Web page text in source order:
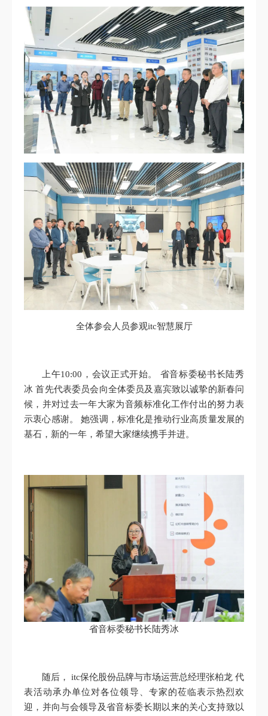
全体参会人员参观itc智慧展厅
上午10:00，会议正式开始。 省音标委秘书长陆秀
冰 首先代表委员会向全体委员及嘉宾致以诚挚的新春问
候，并对过去一年大家为音频标准化工作付出的努力表
示衷心感谢。 她强调，标准化是推动行业高质量发展的
基石，新的一年，希望大家继续携手并进。
省音标委秘书长陆秀冰
随后， itc保伦股份品牌与市场运营总经理张柏龙 代
表活动承办单位对各位领导、专家的莅临表示热烈欢
迎，并向与会领导及省音标委长期以来的关心支持致以